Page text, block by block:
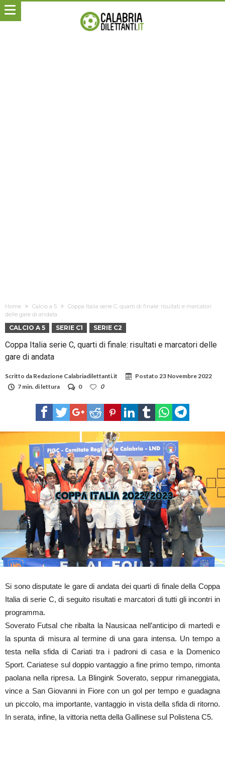
Home Calcio a 5
Coppa Italia serie C, quarti di finale: risultati e marcatori
delle gare di andata
CALCIO A 5 SERIE C1 SERIE C2
Coppa Italia serie C, quarti di finale: risultati e marcatori delle
gare di andata
Scritto da Redazione Calabriadilettanti.it Postato 23 Novembre 2022
7 min. di lettura
0 0
Si sono disputate le gare di andata dei quarti di finale della Coppa
Italia di serie C, di seguito risultati e marcatori di tutti gli incontri in
programma.
Soverato Futsal che ribalta la Nausicaa nell’anticipo di martedì e
la spunta di misura al termine di una gara intensa. Un tempo a
testa nella sfida di Cariati tra i padroni di casa e la Domenico
Sport. Cariatese sul doppio vantaggio a fine primo tempo, rimonta
paolana nella ripresa. La Blingink Soverato, seppur rimaneggiata,
vince a San Giovanni in Fiore con un gol per tempo e guadagna
un piccolo, ma importante, vantaggio in vista della sfida di ritorno.
In serata, infine, la vittoria netta della Gallinese sul Polistena C5.